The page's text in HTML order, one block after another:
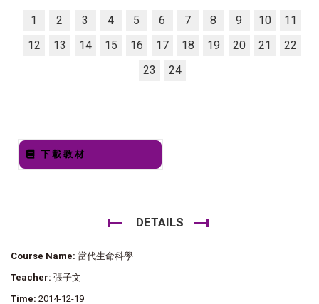
1 2 3 4 5 6 7 8 9 10
11
12
13 14 15 16 17 18 19 20 21
22
23
24
下載教材
DETAILS
Course Name: 當代生命科學
Teacher: 張子文
Time: 2014-12-19